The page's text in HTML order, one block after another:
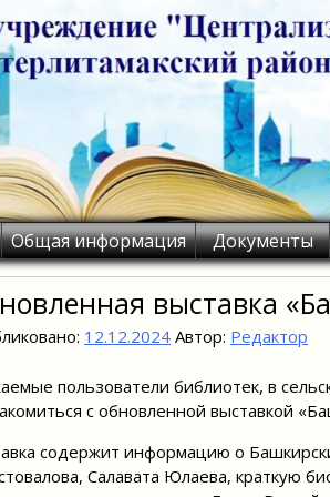
Общая информация Документы
выставка
12.12.2024 Автор: Редактор
пользователи библиотек, в
с обновленной выставкой
содержит информацию о
Салавата Юлаева, краткую